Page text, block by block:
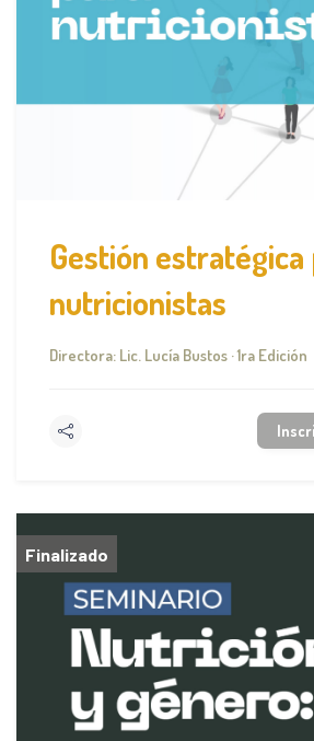
Gestión estratégica
nutricionistas
Directora: Lic. Lucía Bustos · 1ra Edición
Finalizado